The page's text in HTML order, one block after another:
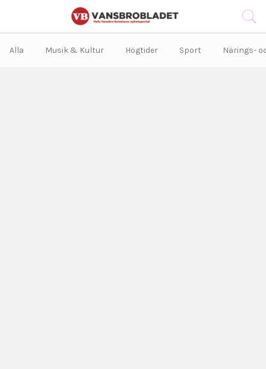
Alla Musik & Kultur Högtider Sport Närings-